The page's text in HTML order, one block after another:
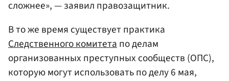
сложнее», — заявил правозащитник.
В то же время существует практика
Следственного комитетапо делам
организованных преступных сообществ (ОПС),
которую могут использовать по делу 6 мая,